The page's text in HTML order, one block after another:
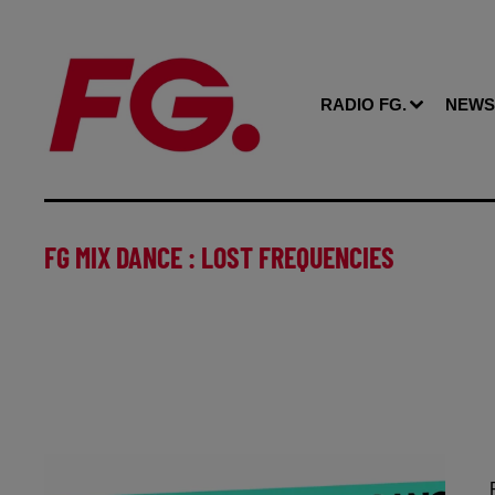
RADIO FG. NEWS
FG MIX DANCE : LOST FREQUENCIES